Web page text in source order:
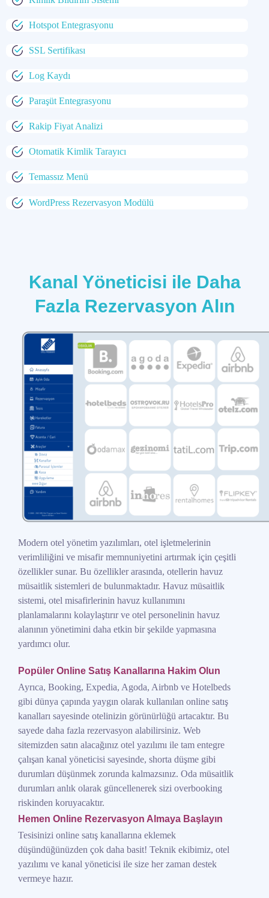
Hotspot Entegrasyonu
SSL Sertifikası
Log Kaydı
Paraşüt Entegrasyonu
Rakip Fiyat Analizi
Otomatik Kimlik Tarayıcı
Temassız Menü
WordPress Rezervasyon Modülü
Kanal Yöneticisi ile Daha
Fazla Rezervasyon Alın
Modern otel yönetim yazılımları, otel işletmelerinin
verimliliğini ve misafir memnuniyetini artırmak için çeşitli
özellikler sunar. Bu özellikler arasında, otellerin havuz
müsaitlik sistemleri de bulunmaktadır. Havuz müsaitlik
sistemi, otel misafirlerinin havuz kullanımını
planlamalarını kolaylaştırır ve otel personelinin havuz
alanının yönetimini daha etkin bir şekilde yapmasına
yardımcı olur.
Popüler Online Satış Kanallarına Hakim Olun
Ayrıca, Booking, Expedia, Agoda, Airbnb ve Hotelbeds
gibi dünya çapında yaygın olarak kullanılan online satış
kanalları sayesinde otelinizin görünürlüğü artacaktır. Bu
sayede daha fazla rezervasyon alabilirsiniz. Web
sitemizden satın alacağınız otel yazılımı ile tam entegre
çalışan kanal yöneticisi sayesinde, shorta düşme gibi
durumları düşünmek zorunda kalmazsınız. Oda müsaitlik
durumları anlık olarak güncellenerek sizi overbooking
riskinden koruyacaktır.
Hemen Online Rezervasyon Almaya Başlayın
Tesisinizi online satış kanallarına eklemek
düşündüğünüzden çok daha basit! Teknik ekibimiz, otel
yazılımı ve kanal yöneticisi ile size her zaman destek
vermeye hazır.